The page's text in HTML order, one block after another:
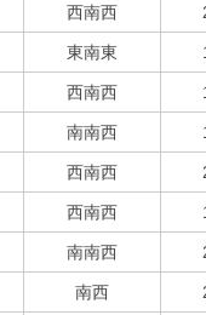
西南西
東南東
西南西
南南西
西南西
西南西
南南西
南西